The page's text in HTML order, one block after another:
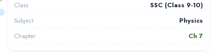
Class SSC (Class 9-10)
Subject Physics
Chapter Ch 7